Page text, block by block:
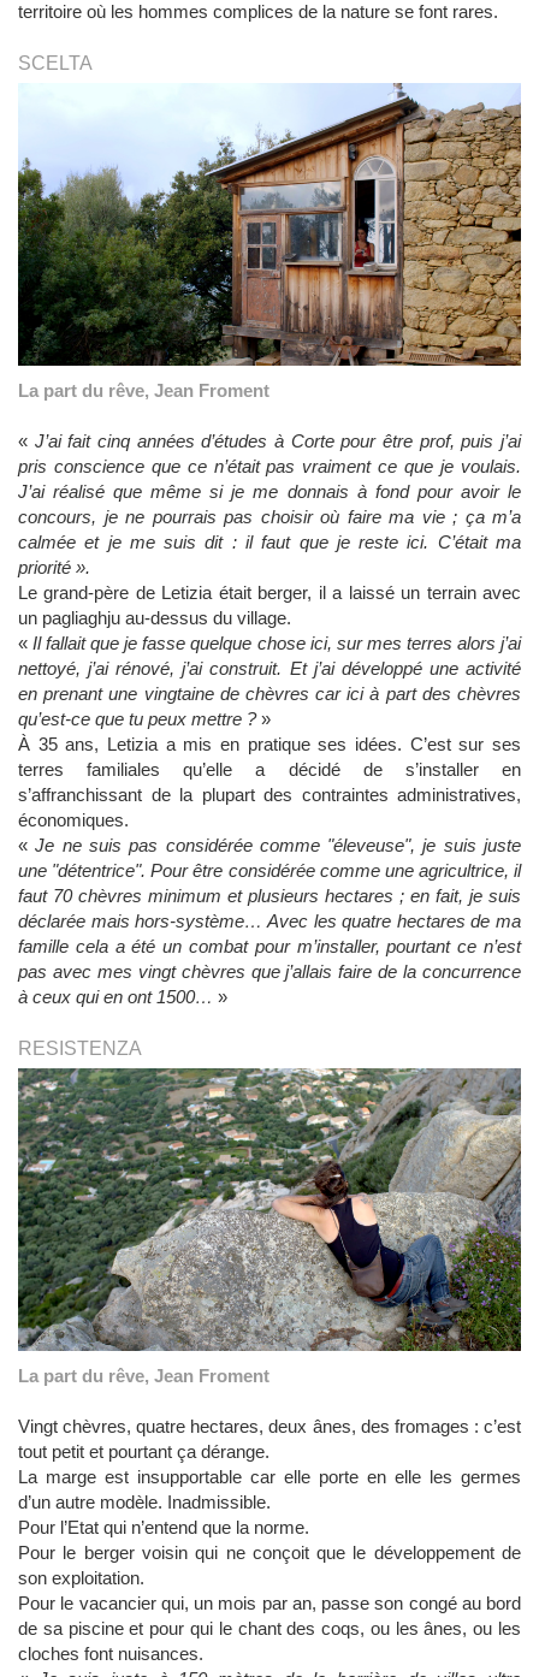
territoire où les hommes complices de la nature se font rares.
SCELTA
La part du rêve, Jean Froment
« J’ai fait cinq années d’études à Corte pour être prof, puis j’ai
pris conscience que ce n’était pas vraiment ce que je voulais.
J’ai réalisé que même si je me donnais à fond pour avoir le
concours, je ne pourrais pas choisir où faire ma vie ; ça m’a
calmée et je me suis dit : il faut que je reste ici. C’était ma
priorité ».
Le grand-père de Letizia était berger, il a laissé un terrain avec
un pagliaghju au-dessus du village.
«Il fallait que je fasse quelque chose ici, sur mes terres alors j’ai
nettoyé, j’ai rénové, j’ai construit. Et j’ai développé une activité
en prenant une vingtaine de chèvres car ici à part des chèvres
qu’est-ce que tu peux mettre ?»
À 35 ans, Letizia a mis en pratique ses idées. C’est sur ses
terres familiales qu’elle a décidé de s’installer en
s’affranchissant de la plupart des contraintes administratives,
économiques.
«Je ne suis pas considérée comme "éleveuse", je suis juste
une "détentrice". Pour être considérée comme une agricultrice, il
faut 70 chèvres minimum et plusieurs hectares ; en fait, je suis
déclarée mais hors-système… Avec les quatre hectares de ma
famille cela a été un combat pour m’installer, pourtant ce n’est
pas avec mes vingt chèvres que j’allais faire de la concurrence
à ceux qui en ont 1500… »
RESISTENZA
La part du rêve, Jean Froment
Vingt chèvres, quatre hectares, deux ânes, des fromages : c’est
tout petit et pourtant ça dérange.
La marge est insupportable car elle porte en elle les germes
d’un autre modèle. Inadmissible.
Pour l’Etat qui n’entend que la norme.
Pour le berger voisin qui ne conçoit que le développement de
son exploitation.
Pour le vacancier qui, un mois par an, passe son congé au bord
de sa piscine et pour qui le chant des coqs, ou les ânes, ou les
cloches font nuisances.